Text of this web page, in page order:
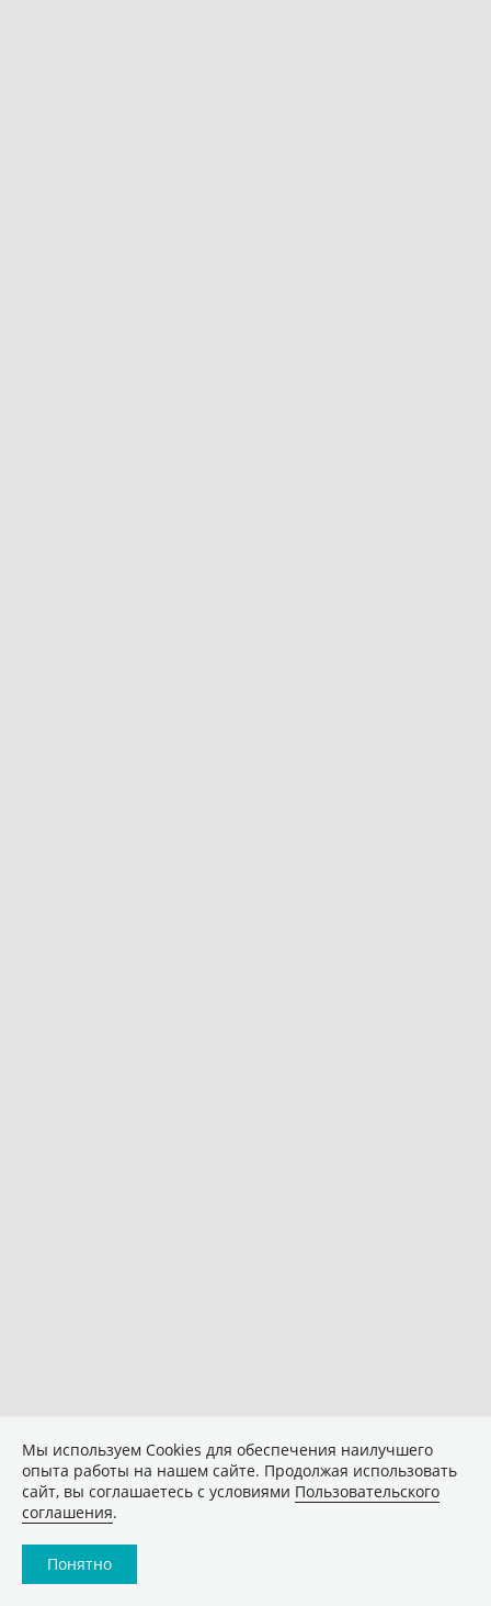
Мы используем Сookies для обеспечения наилучшего
опыта работы на нашем сайте. Продолжая использовать
сайт, вы соглашаетесь с условиями Пользовательского
соглашения.
Понятно